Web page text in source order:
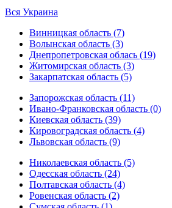
Вся Украина
Винницкая область (7)
Волынская область (3)
Днепропетровская облась (19)
Житомирская область (3)
Закарпатская область (5)
Запорожская область (11)
Ивано-Франковская область (0)
Киевская область (39)
Кировоградская область (4)
Львовская область (9)
Николаевская область (5)
Одесская область (24)
Полтавская область (4)
Ровенская область (2)